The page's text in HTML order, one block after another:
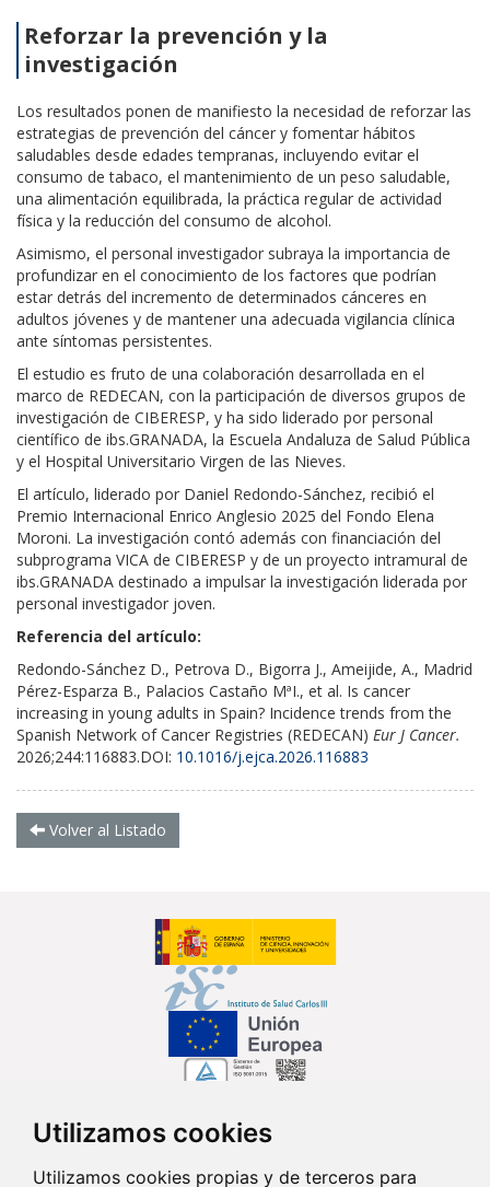
Utilizamos cookies
Utilizamos cookies propias y de terceros para
Reforzar la prevención y la
investigación
Los resultados ponen de manifiesto la necesidad de reforzar las
estrategias de prevención del cáncer y fomentar hábitos
saludables desde edades tempranas, incluyendo evitar el
consumo de tabaco, el mantenimiento de un peso saludable,
una alimentación equilibrada, la práctica regular de actividad
física y la reducción del consumo de alcohol.
Asimismo, el personal investigador subraya la importancia de
profundizar en el conocimiento de los factores que podrían
estar detrás del incremento de determinados cánceres en
adultos jóvenes y de mantener una adecuada vigilancia clínica
ante síntomas persistentes.
El estudio es fruto de una colaboración desarrollada en el
marco de REDECAN, con la participación de diversos grupos de
investigación de CIBERESP, y ha sido liderado por personal
científico de ibs.GRANADA, la Escuela Andaluza de Salud Pública
y el Hospital Universitario Virgen de las Nieves.
El artículo, liderado por Daniel Redondo-Sánchez, recibió el
Premio Internacional Enrico Anglesio 2025 del Fondo Elena
Moroni. La investigación contó además con financiación del
subprograma VICA de CIBERESP y de un proyecto intramural de
ibs.GRANADA destinado a impulsar la investigación liderada por
personal investigador joven.
Referencia del artículo:
Redondo-Sánchez D., Petrova D., Bigorra J., Ameijide, A., Madrid
Pérez-Esparza B., Palacios Castaño MªI., et al. Is cancer
increasing in young adults in Spain? Incidence trends from the
Spanish Network of Cancer Registries (REDECAN) Eur J Cancer.
2026;244:116883.DOI: 10.1016/j.ejca.2026.116883
Volver al Listado
Síguenos en...